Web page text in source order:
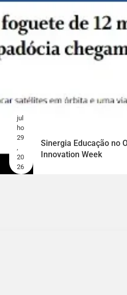
jul
ho
29
,
20
26
Sinergia Educação no
Innovation Week